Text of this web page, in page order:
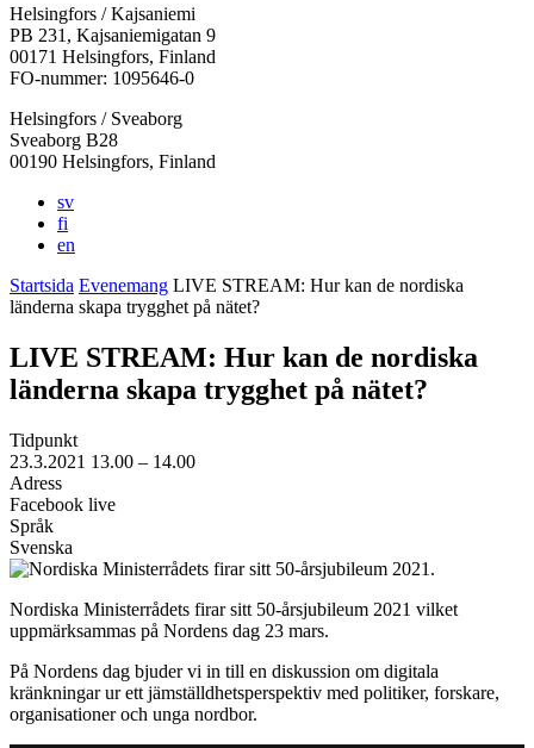
Facebook:
Öppnas
i
en
flik
Instagram:
Öppnas
i
en
flik
TikTok:
Öppnas
i
en
flik
Youtube:
Öppnas
i
en
flik
Vimeo:
Öppnas
i
en
flik
Helsingfors / Kajsaniemi
PB 231, Kajsaniemigatan 9
00171 Helsingfors, Finland
FO-nummer: 1095646-0
Helsingfors / Sveaborg
Sveaborg B28
00190 Helsingfors, Finland
sv
fi
en
Startsida Evenemang LIVE STREAM: Hur kan de nordiska
länderna skapa trygghet på nätet?
LIVE STREAM: Hur kan de nordiska
länderna skapa trygghet på nätet?
Tidpunkt
23.3.2021 13.00 – 14.00
Adress
Facebook live
Språk
Svenska
Nordiska Ministerrådets firar sitt 50-årsjubileum 2021 vilket
uppmärksammas på Nordens dag 23 mars.
På Nordens dag bjuder vi in till en diskussion om digitala
kränkningar ur ett jämställdhetsperspektiv med politiker, forskare,
organisationer och unga nordbor.